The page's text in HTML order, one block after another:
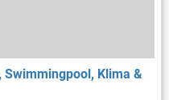
Klima &